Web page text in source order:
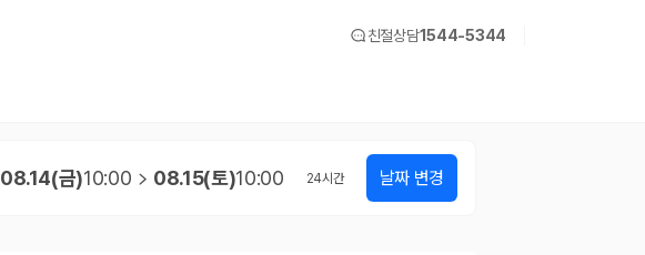
친절상담1544-5344
08.14(금)10:00 08.15(토)10:00 24시간 날짜 변경